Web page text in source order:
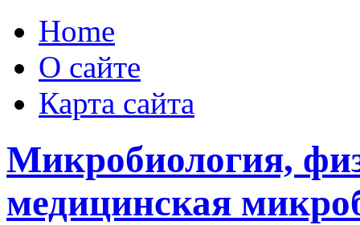
Home
О сайте
Карта сайта
Микробиология,
медицинская